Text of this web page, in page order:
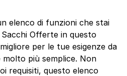
elenco di funzioni che stai
Offerte in questo
per le tue esigenze da
più semplice. Non
requisiti, questo elenco